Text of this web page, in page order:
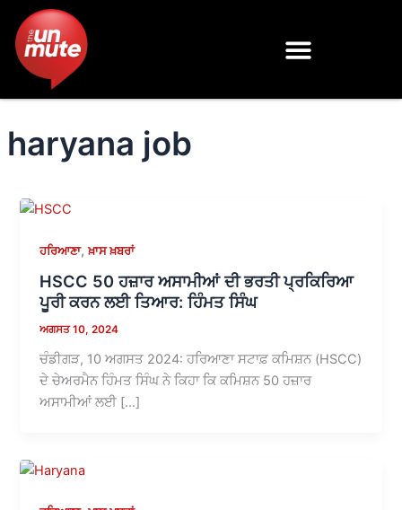
content
haryana job
ਹਰਿਆਣਾ,ਖ਼ਾਸ ਖ਼ਬਰਾਂ
HSCC 50 ਹਜ਼ਾਰ ਅਸਾਮੀਆਂ ਦੀ ਭਰਤੀ ਪ੍ਰਕਿਰਿਆ
ਪੂਰੀ ਕਰਨ ਲਈ ਤਿਆਰ: ਹਿੰਮਤ ਸਿੰਘ
ਅਗਸਤ 10, 2024
ਚੰਡੀਗੜ, 10 ਅਗਸਤ 2024: ਹਰਿਆਣਾ ਸਟਾਫ਼ ਕਮਿਸ਼ਨ (HSCC)
ਦੇ ਚੇਅਰਮੈਨ ਹਿੰਮਤ ਸਿੰਘ ਨੇ ਕਿਹਾ ਕਿ ਕਮਿਸ਼ਨ 50 ਹਜ਼ਾਰ
ਅਸਾਮੀਆਂ ਲਈ […]